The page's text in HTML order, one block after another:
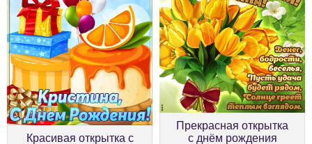
Красивая открытка с
Прекрасная открытка
с днём рождения